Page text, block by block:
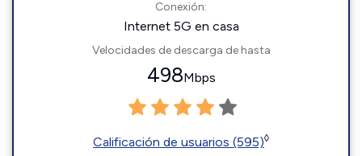
Conexión:
Internet 5G en casa
Velocidades de descarga de hasta
498Mbps
Calificación de usuarios (595)◊